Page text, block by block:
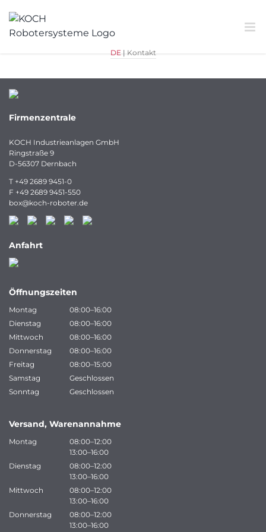
Inhalt
springen
DE| Kontakt
Firmenzentrale
KOCH Industrieanlagen GmbH
Ringstraße 9
D-56307 Dernbach
T +49 2689 9451-0
F +49 2689 9451-550
box@koch-roboter.de
Anfahrt
Öffnungszeiten
Montag
08:00–16:00
Dienstag
08:00–16:00
Mittwoch
08:00–16:00
Donnerstag
08:00–16:00
Freitag
08:00–15:00
Samstag
Geschlossen
Sonntag
Geschlossen
Versand, Warenannahme
Montag
08:00–12:00
13:00–16:00
Dienstag
08:00–12:00
13:00–16:00
Mittwoch
08:00–12:00
13:00–16:00
Donnerstag
08:00–12:00
13:00–16:00